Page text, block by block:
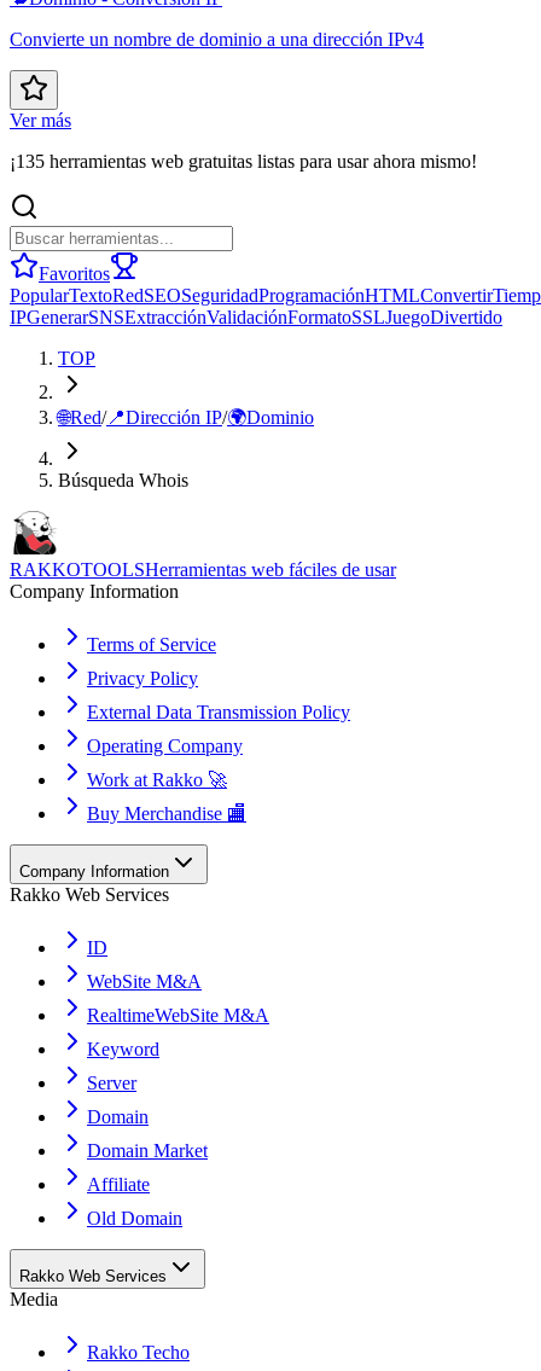
Convierte un nombre de dominio a una dirección IPv4
Ver más
¡135 herramientas web gratuitas listas para usar ahora mismo!
Favoritos
PopularTextoRedSEOSeguridadProgramaciónHTMLConvertir
IPGenerarSNSExtracciónValidaciónFormatoSSLJuegoDivertido
TOP
🌐Red/📍Dirección IP/🌍Dominio
Búsqueda Whois
RAKKOTOOLSHerramientas web fáciles de usar
Company Information
Terms of Service
Privacy Policy
External Data Transmission Policy
Operating Company
Work at Rakko 🚀
Buy Merchandise 🏬
Company Information
Rakko Web Services
ID
WebSite M&A
RealtimeWebSite M&A
Keyword
Server
Domain
Domain Market
Affiliate
Old Domain
Rakko Web Services
Media
Rakko Techo